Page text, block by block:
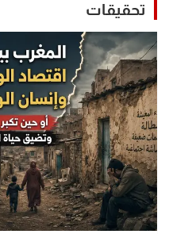
تحقيقات